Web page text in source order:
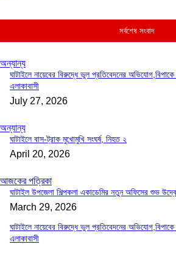
সর্বশেষ সংবাদ
অন্যান্য
ঘাটাইলে নায়েবের বিরুদ্ধে ভুল প্রতিবেদনের
এলাকাবাসী
July 27, 2026
অন্যান্য
ঘাটাইলে বাস-ট্রাক মুখোমুখি সংঘর্ষ, নিহত ২
April 20, 2026
আজকের পত্রিকা
ঘাটাইল উপজেলা শিল্পকলা একাডেমির নতুন অফিসের শুভ
March 29, 2026
ঘাটাইলে নায়েবের বিরুদ্ধে ভুল প্রতিবেদনের
এলাকাবাসী